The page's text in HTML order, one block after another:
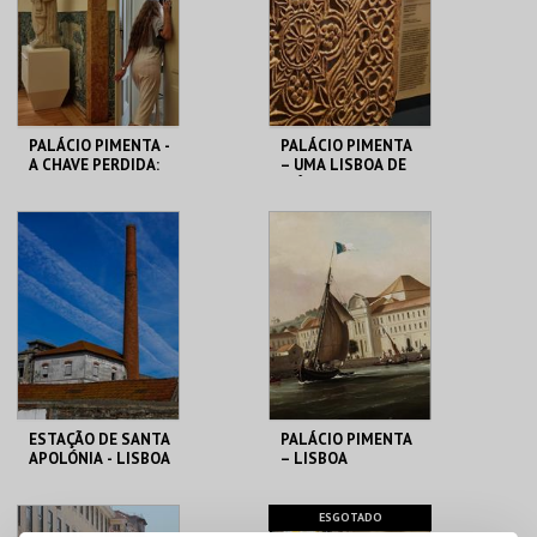
MAIS INFO MAIS INFO
COMPRAR
PALÁCIO PIMENTA -
A CHAVE PERDIDA:
ML - PALÁCIO
PIMENTA
MAIS INFO
COMPRAR
PALÁCIO PIMENTA
– UMA LISBOA DE
PIMENTA
MAIS INFO
COMPRAR
ESTAÇÃO DE SANTA
APOLÓNIA - LISBOA
ML - PALÁCIO
PALÁCIO PIMENTA
– LISBOA
ML - PALÁCIO
ESGOTADO